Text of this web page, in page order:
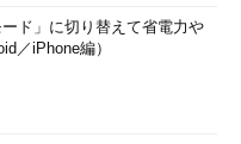
ド」に切り替えて省電力や
／iPhone編）